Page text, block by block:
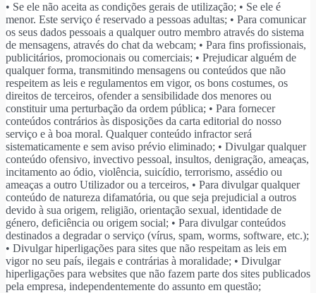
• Se ele não aceita as condições gerais de utilização; • Se ele é
menor. Este serviço é reservado a pessoas adultas; • Para comunicar
os seus dados pessoais a qualquer outro membro através do sistema
de mensagens, através do chat da webcam; • Para fins profissionais,
publicitários, promocionais ou comerciais; • Prejudicar alguém de
qualquer forma, transmitindo mensagens ou conteúdos que não
respeitem as leis e regulamentos em vigor, os bons costumes, os
direitos de terceiros, ofender a sensibilidade dos menores ou
constituir uma perturbação da ordem pública; • Para fornecer
conteúdos contrários às disposições da carta editorial do nosso
serviço e à boa moral. Qualquer conteúdo infractor será
sistematicamente e sem aviso prévio eliminado; • Divulgar qualquer
conteúdo ofensivo, invectivo pessoal, insultos, denigração, ameaças,
incitamento ao ódio, violência, suicídio, terrorismo, assédio ou
ameaças a outro Utilizador ou a terceiros, • Para divulgar qualquer
conteúdo de natureza difamatória, ou que seja prejudicial a outros
devido à sua origem, religião, orientação sexual, identidade de
género, deficiência ou origem social; • Para divulgar conteúdos
destinados a degradar o serviço (vírus, spam, worms, software, etc.);
• Divulgar hiperligações para sites que não respeitam as leis em
vigor no seu país, ilegais e contrárias à moralidade; • Divulgar
hiperligações para websites que não fazem parte dos sites publicados
pela empresa, independentemente do assunto em questão;